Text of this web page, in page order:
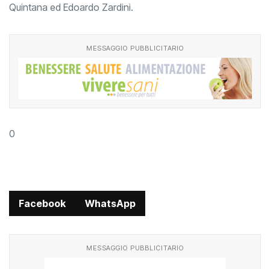
Quintana ed Edoardo Zardini.
MESSAGGIO PUBBLICITARIO
0
Facebook WhatsApp
MESSAGGIO PUBBLICITARIO